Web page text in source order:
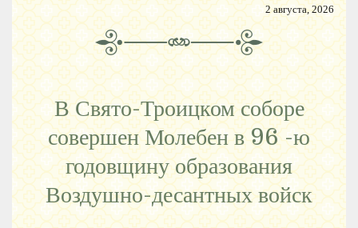
2 августа, 2026
В Свято-Троицком соборе
совершен Молебен в 96 -ю
годовщину образования
Воздушно-десантных войск